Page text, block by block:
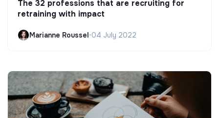
The 32 professions that are recruiting for
retraining with impact
Marianne Roussel•04 July 2022